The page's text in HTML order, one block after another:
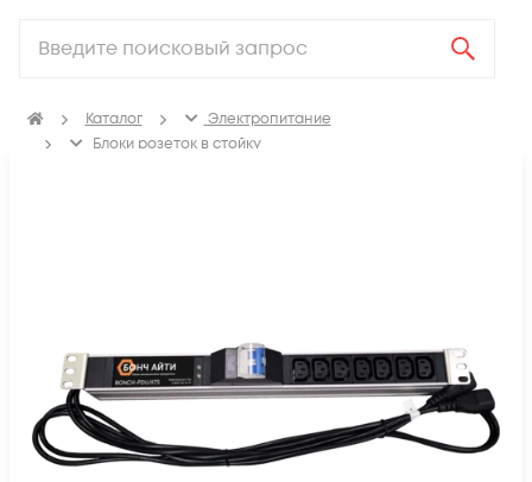
Каталог
Электропитание
Блоки розеток в стойку